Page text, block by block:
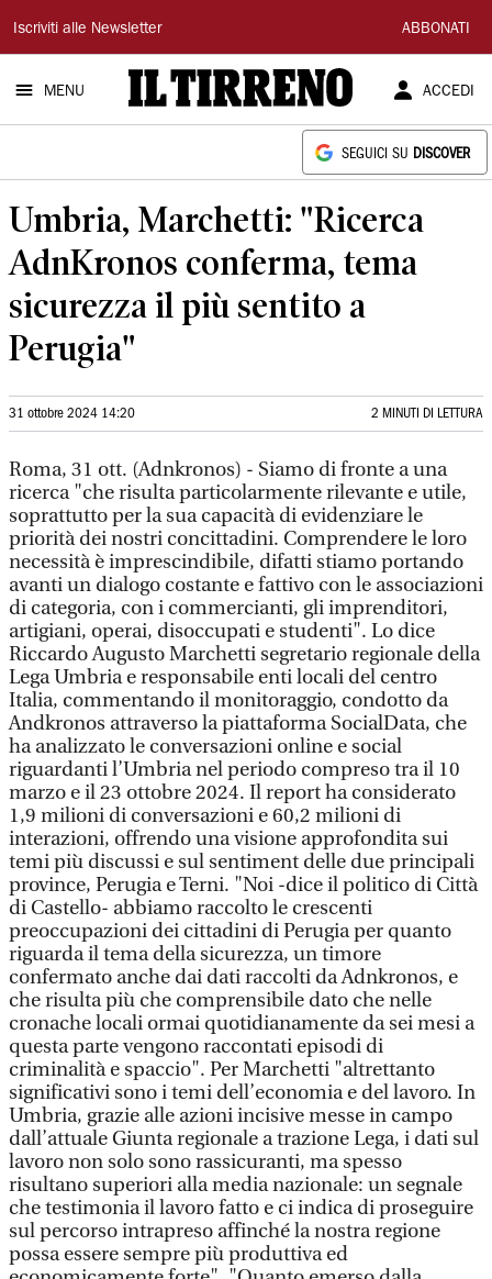
Il
Tirreno
Iscriviti alle Newsletter ABBONATI
MENU ACCEDI
SEGUICI SU DISCOVER
Umbria, Marchetti: "Ricerca
AdnKronos conferma, tema
sicurezza il più sentito a
Perugia"
31 ottobre 2024 14:20 2 MINUTI DI LETTURA
Roma, 31 ott. (Adnkronos) - Siamo di fronte a una
ricerca "che risulta particolarmente rilevante e utile,
soprattutto per la sua capacità di evidenziare le
priorità dei nostri concittadini. Comprendere le loro
necessità è imprescindibile, difatti stiamo portando
avanti un dialogo costante e fattivo con le associazioni
di categoria, con i commercianti, gli imprenditori,
artigiani, operai, disoccupati e studenti". Lo dice
Riccardo Augusto Marchetti segretario regionale della
Lega Umbria e responsabile enti locali del centro
Italia, commentando il monitoraggio, condotto da
Andkronos attraverso la piattaforma SocialData, che
ha analizzato le conversazioni online e social
riguardanti l’Umbria nel periodo compreso tra il 10
marzo e il 23 ottobre 2024. Il report ha considerato
1,9 milioni di conversazioni e 60,2 milioni di
interazioni, offrendo una visione approfondita sui
temi più discussi e sul sentiment delle due principali
province, Perugia e Terni. "Noi -dice il politico di Città
di Castello- abbiamo raccolto le crescenti
preoccupazioni dei cittadini di Perugia per quanto
riguarda il tema della sicurezza, un timore
confermato anche dai dati raccolti da Adnkronos, e
che risulta più che comprensibile dato che nelle
cronache locali ormai quotidianamente da sei mesi a
questa parte vengono raccontati episodi di
criminalità e spaccio". Per Marchetti "altrettanto
significativi sono i temi dell’economia e del lavoro. In
Umbria, grazie alle azioni incisive messe in campo
dall’attuale Giunta regionale a trazione Lega, i dati sul
lavoro non solo sono rassicuranti, ma spesso
risultano superiori alla media nazionale: un segnale
che testimonia il lavoro fatto e ci indica di proseguire
sul percorso intrapreso affinché la nostra regione
possa essere sempre più produttiva ed